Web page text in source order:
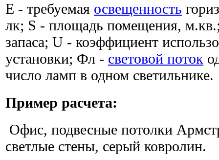
E - требуемая освещенность
лк; S - площадь помещения,
запаса; U - коэффициент
установки; Фл - световой поток
число ламп в одном светильнике.
Пример расчета:
Офис, подвесные потолки
светлые стены, серый ковролин.